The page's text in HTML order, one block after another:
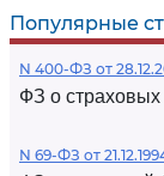
Популярные
N 400-ФЗ от
ФЗ о страховых
N 69-ФЗ от